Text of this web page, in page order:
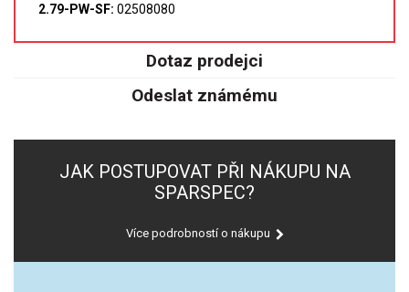
2.79-PW-SF: 02508080
Dotaz prodejci
Odeslat známému
JAK POSTUPOVAT PŘI NÁKUPU NA
SPARSPEC?
Více podrobností o nákupu